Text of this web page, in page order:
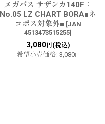
メガバス サザンカ140F：
No.05 LZ CHART BORA■ネ
コポス対象外■ [JAN
4513473515255]
3,080円(税込)
希望小売価格: 3,080円